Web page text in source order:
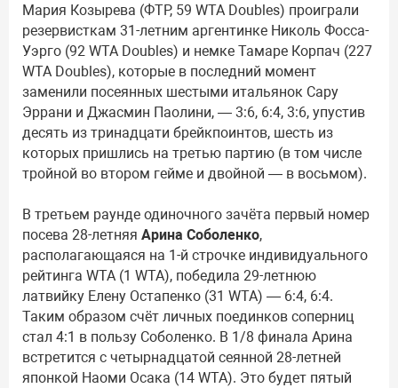
Мария Козырева (ФТР, 59 WTA Doubles) проиграли
резервисткам 31-летним аргентинке Николь Фосса-
Уэрго (92 WTA Doubles) и немке Тамаре Корпач (227
WTA Doubles), которые в последний момент
заменили посеянных шестыми итальянок Сару
Эррани и Джасмин Паолини, — 3:6, 6:4, 3:6, упустив
десять из тринадцати брейкпоинтов, шесть из
которых пришлись на третью партию (в том числе
тройной во втором гейме и двойной — в восьмом).
В третьем раунде одиночного зачёта первый номер
посева 28-летняя Арина Соболенко,
располагающаяся на 1-й строчке индивидуального
рейтинга WTA (1 WTA), победила 29-летнюю
латвийку Елену Остапенко (31 WTA) — 6:4, 6:4.
Таким образом счёт личных поединков соперниц
стал 4:1 в пользу Соболенко. В 1/8 финала Арина
встретится с четырнадцатой сеянной 28-летней
японкой Наоми Осака (14 WTA). Это будет пятый